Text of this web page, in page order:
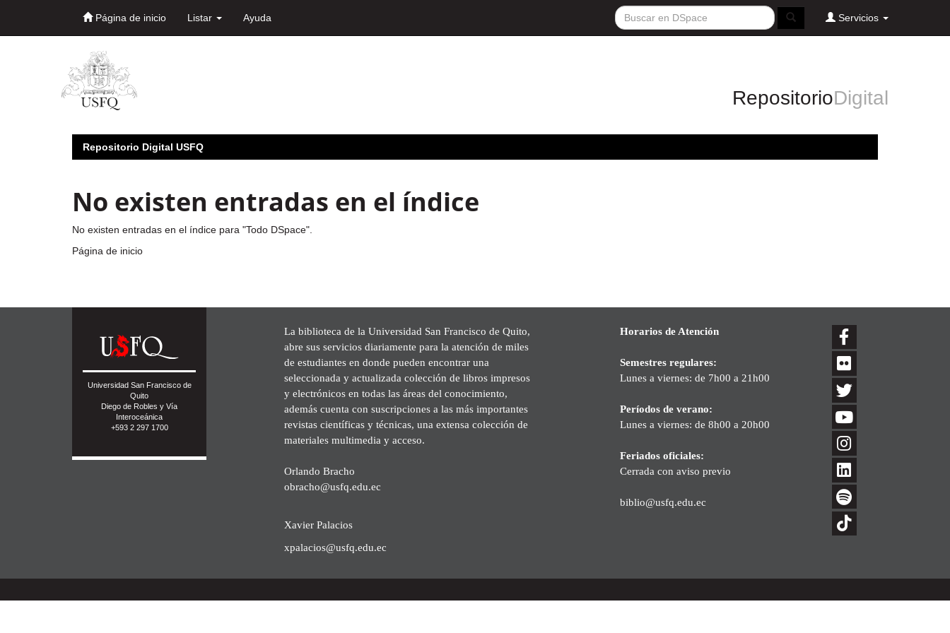
Página de inicio Listar Ayuda Servicios
RepositorioDigital
Repositorio Digital USFQ
No existen entradas en el índice
No existen entradas en el índice para "Todo DSpace".
Página de inicio
Universidad San Francisco de
Quito
Diego de Robles y Vía
Interoceánica
+593 2 297 1700
La biblioteca de la Universidad San Francisco de Quito,
abre sus servicios diariamente para la atención de miles
de estudiantes en donde pueden encontrar una
seleccionada y actualizada colección de libros impresos
y electrónicos en todas las áreas del conocimiento,
además cuenta con suscripciones a las más importantes
revistas científicas y técnicas, una extensa colección de
materiales multimedia y acceso.
Orlando Bracho
obracho@usfq.edu.ec
Xavier Palacios
xpalacios@usfq.edu.ec
Horarios de Atención
Semestres regulares:
Lunes a viernes: de 7h00 a 21h00
Períodos de verano:
Lunes a viernes: de 8h00 a 20h00
Feriados oficiales:
Cerrada con aviso previo
biblio@usfq.edu.ec